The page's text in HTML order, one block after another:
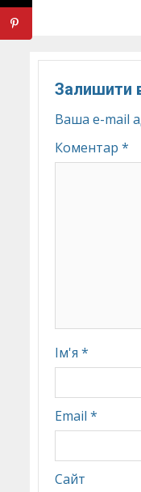
Залишити
Ваша e-mail
Коментар *
Ім'я *
Email *
Сайт